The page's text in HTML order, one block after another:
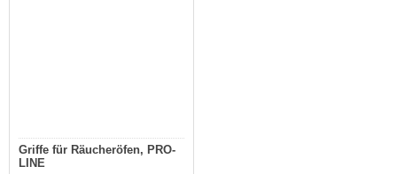
Griffe für Räucheröfen, PRO-
LINE